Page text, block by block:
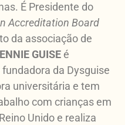
É Presidente do
Accreditation Board
da associação de
GUISE é
da Dysguise
universitária e tem
com crianças em
Unido e realiza